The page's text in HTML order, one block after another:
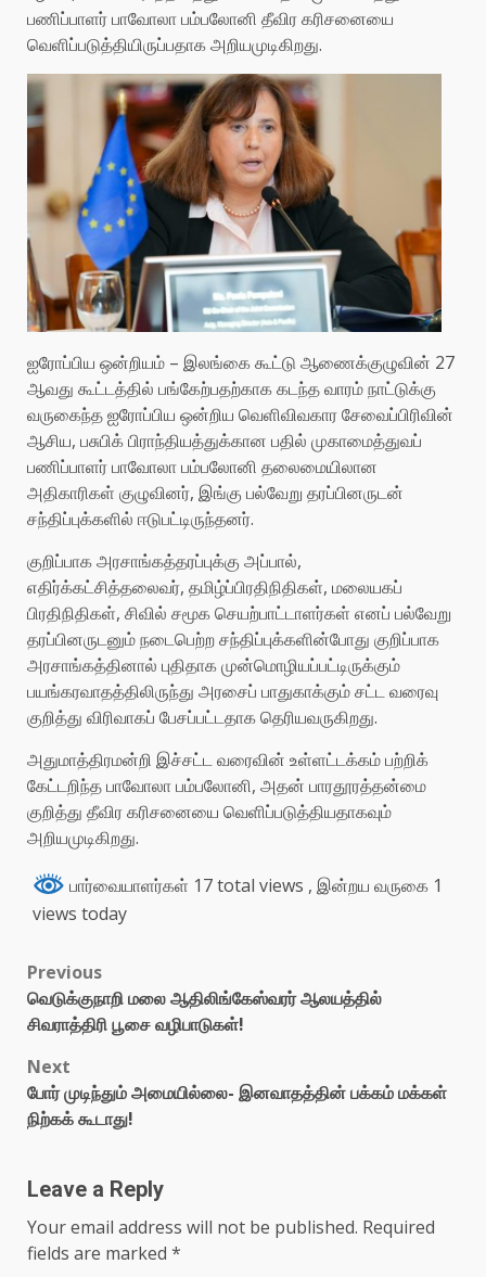
பணிப்பாளர் பாவோலா பம்பலோனி தீவிர கரிசனையை
வெளிப்படுத்தியிருப்பதாக அறியமுடிகிறது.
ஐரோப்பிய ஒன்றியம் – இலங்கை கூட்டு ஆணைக்குழுவின் 27
ஆவது கூட்டத்தில் பங்கேற்பதற்காக கடந்த வாரம் நாட்டுக்கு
வருகைந்த ஐரோப்பிய ஒன்றிய வெளிவிவகார சேவைப்பிரிவின்
ஆசிய, பசுபிக் பிராந்தியத்துக்கான பதில் முகாமைத்துவப்
பணிப்பாளர் பாவோலா பம்பலோனி தலைமையிலான
அதிகாரிகள் குழுவினர், இங்கு பல்வேறு தரப்பினருடன்
சந்திப்புக்களில் ஈடுபட்டிருந்தனர்.
குறிப்பாக அரசாங்கத்தரப்புக்கு அப்பால்,
எதிர்க்கட்சித்தலைவர், தமிழ்ப்பிரதிநிதிகள், மலையகப்
பிரதிநிதிகள், சிவில் சமூக செயற்பாட்டாளர்கள் எனப் பல்வேறு
தரப்பினருடனும் நடைபெற்ற சந்திப்புக்களின்போது குறிப்பாக
அரசாங்கத்தினால் புதிதாக முன்மொழியப்பட்டிருக்கும்
பயங்கரவாதத்திலிருந்து அரசைப் பாதுகாக்கும் சட்ட வரைவு
குறித்து விரிவாகப் பேசப்பட்டதாக தெரியவருகிறது.
அதுமாத்திரமன்றி இச்சட்ட வரைவின் உள்ளட்டக்கம் பற்றிக்
கேட்டறிந்த பாவோலா பம்பலோனி, அதன் பாரதூரத்தன்மை
குறித்து தீவிர கரிசனையை வெளிப்படுத்தியதாகவும்
அறியமுடிகிறது.
பார்வையாளர்கள் 17 total views , இன்றய வருகை 1
views today
Previous
வெடுக்குநாறி மலை ஆதிலிங்கேஸ்வரர் ஆலயத்தில்
சிவராத்திரி பூசை வழிபாடுகள்!
Next
போர் முடிந்தும் அமையில்லை- இனவாதத்தின் பக்கம் மக்கள்
நிற்கக் கூடாது!
Leave a Reply
Your email address will not be published. Required
fields are marked *